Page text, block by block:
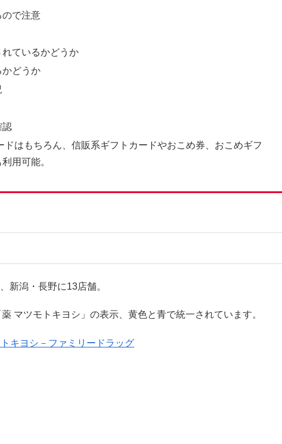
ので注意
ているかどうか
かどうか
認
ドはもちろん、信販系ギフトカードやおこめ券、おこめギフ
用可能。
新潟・長野に13店舗。
マツモトキヨシ」の表示、黄色と青で統一されています。
キヨシ－ファミリードラッグ